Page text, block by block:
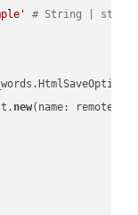
# String |
new(name: